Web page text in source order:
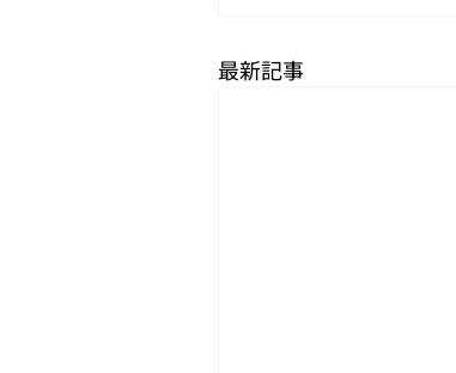
最新記事